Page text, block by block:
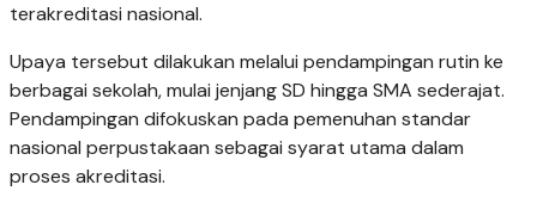
terakreditasi nasional.
Upaya tersebut dilakukan melalui pendampingan rutin ke
berbagai sekolah, mulai jenjang SD hingga SMA sederajat.
Pendampingan difokuskan pada pemenuhan standar
nasional perpustakaan sebagai syarat utama dalam
proses akreditasi.